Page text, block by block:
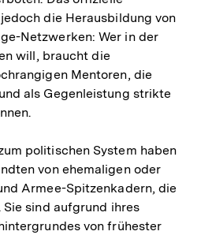
die Herausbildung von
Netzwerken: Wer in der
will, braucht die
Mentoren, die
als Gegenleistung strikte
politischen System haben
von ehemaligen oder
Armee-Spitzenkadern, die
Sie sind aufgrund ihres
von frühester